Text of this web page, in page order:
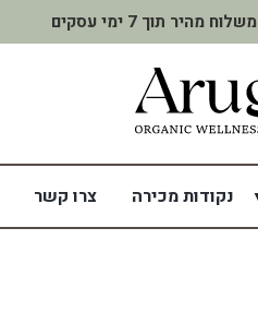
משלוח מהיר תוך 7 ימי עסקים
נקודות מכירה צרו קשר